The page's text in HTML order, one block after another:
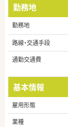
勤務地
勤務地
路線・交通手段
通勤交通費
基本情報
雇用形態
業種